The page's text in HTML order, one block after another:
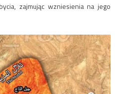
zajmując wzniesienia na jego